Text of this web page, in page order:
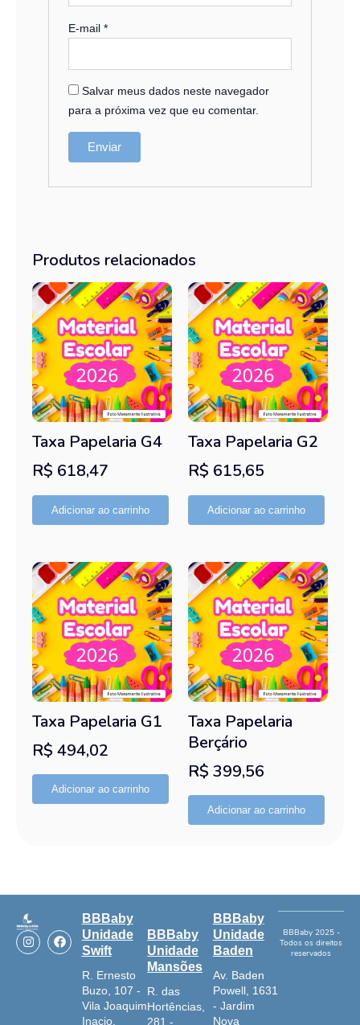
E-mail*
Salvar meus dados neste navegador
para a próxima vez que eu comentar.
Produtos relacionados
Taxa Papelaria G4
R$ 618,47
Adicionar ao carrinho
Taxa Papelaria G2
R$ 615,65
Adicionar ao carrinho
Taxa Papelaria G1
R$ 494,02
Adicionar ao carrinho
Taxa Papelaria
Berçário
R$ 399,56
Adicionar ao carrinho
I
n
s
F
a
c
BBBaby
Unidade
Swift
R. Ernesto
Buzo, 107 -
Vila Joaquim
Inacio,
BBBaby
Unidade
Mansões
R. das
Hortências,
281 -
BBBaby
Unidade
Baden
Av. Baden
Powell, 1631
- Jardim
Nova
BBBaby 2025 -
Todos os direitos
reservados